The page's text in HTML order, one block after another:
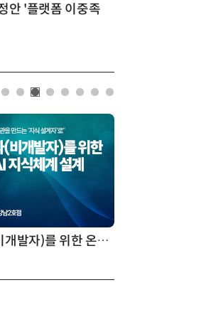
안 '플랫폼 이중족
모든 업무 담당자(비개발자)를 위한 온톨로지 기반 AI 지식체계 설계 1-day 워크숍